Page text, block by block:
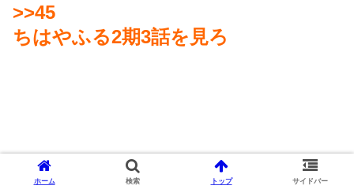
>>45
ちはやふる2期3話を見ろ
ホーム 検索 トップ サイドバー